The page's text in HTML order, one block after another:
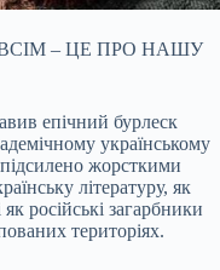
– ЦЕ ПРО НАШУ
епічний бурлеск
українському
жорсткими
літературу, як
російські загарбники
територіях.